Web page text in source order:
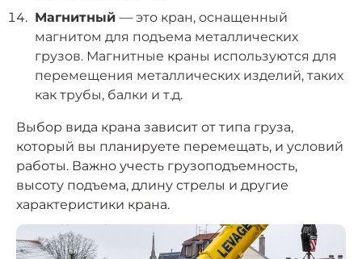
Магнитный — это кран, оснащенный
магнитом для подъема металлических
грузов. Магнитные краны используются для
перемещения металлических изделий, таких
как трубы, балки и т.д.
Выбор вида крана зависит от типа груза,
который вы планируете перемещать, и условий
работы. Важно учесть грузоподъемность,
высоту подъема, длину стрелы и другие
характеристики крана.